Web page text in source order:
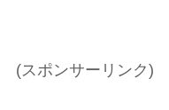
(スポンサーリンク)